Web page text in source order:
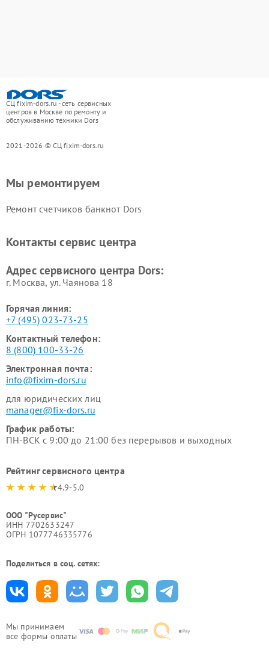
СЦ fixim-dors.ru - сеть сервисных
центров в Москве по ремонту и
обслуживанию техники Dors
2021-2026 © СЦ fixim-dors.ru
Мы принимаем
все формы оплаты
Мы ремонтируем
Ремонт счетчиков банкнот Dors
Контакты сервис центра
Адрес сервисного центра Dors:
г. Москва, ул. Чаянова 18
Горячая линия:
+7 (495) 023-73-25
Контактный телефон:
8 (800) 100-33-26
Электронная почта:
info@fixim-dors.ru
для юридических лиц
manager@fix-dors.ru
График работы:
ПН-ВСК с 9:00 до 21:00 без перерывов и выходных
Рейтинг сервисного центра
4.9-5.0
ООО "Русервис"
ИНН 7702633247
ОГРН 1077746335776
Поделиться в соц. сетях: